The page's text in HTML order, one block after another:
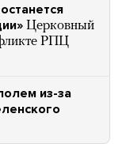
Церковный
РПЦ
из-за